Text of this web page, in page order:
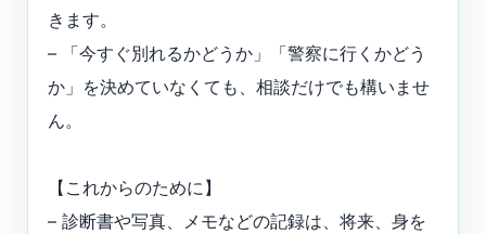
きます。
– 「今すぐ別れるかどうか」「警察に行くかどう
か」を決めていなくても、相談だけでも構いませ
ん。
【これからのために】
– 診断書や写真、メモなどの記録は、将来、身を